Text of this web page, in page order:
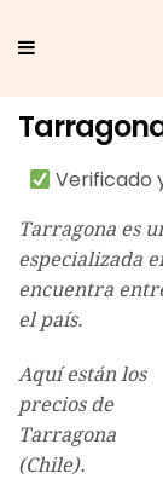
Verificado
Tarragona es
especializada
encuentra
el país.
Aquí están los
precios de
Tarragona
(Chile).